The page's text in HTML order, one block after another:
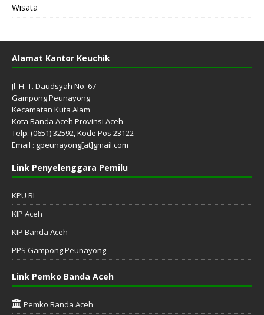
Wisata
Alamat Kantor Keuchik
Jl. H. T. Daudsyah No. 67
Gampong Peunayong
Kecamatan Kuta Alam
Kota Banda Aceh Provinsi Aceh
Telp. (0651) 32592, Kode Pos 23122
Email : gpeunayong[at]gmail.com
Link Penyelenggara Pemilu
KPU RI
KIP Aceh
KIP Banda Aceh
PPS Gampong Peunayong
Link Pemko Banda Aceh
Pemko Banda Aceh